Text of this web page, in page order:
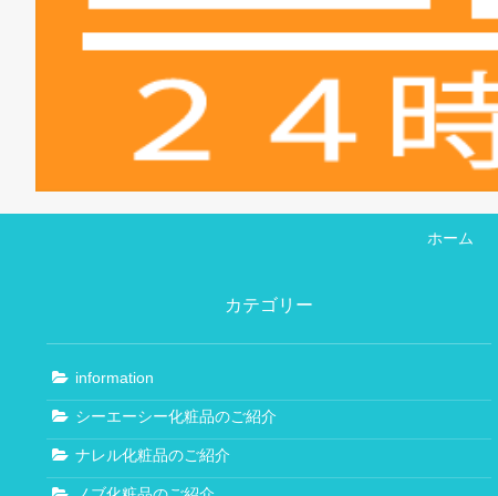
ホーム
カテゴリー
information
シーエーシー化粧品のご紹介
ナレル化粧品のご紹介